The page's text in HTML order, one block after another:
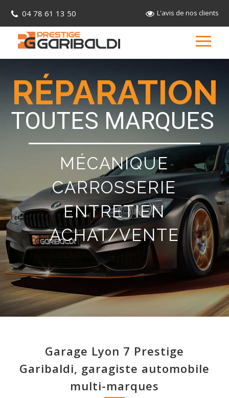
04 78 61 13 50 L'avis de nos clients
RÉPARATION
TOUTES MARQUES
MÉCANIQUE
CARROSSERIE
ENTRETIEN
ACHAT/VENTE
Garage Lyon 7 Prestige
Garibaldi, garagiste automobile
multi-marques